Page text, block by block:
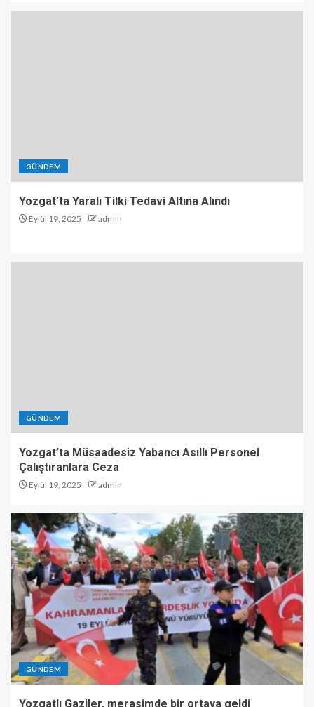
GÜNDEM
Yozgat’ta Yaralı Tilki Tedavi Altına Alındı
Eylül 19, 2025 admin
GÜNDEM
Yozgat’ta Müsaadesiz Yabancı Asıllı Personel
Çalıştıranlara Ceza
Eylül 19, 2025 admin
GÜNDEM
Yozgatlı Gaziler, merasimde bir ortaya geldi